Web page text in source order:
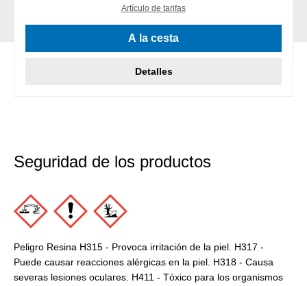
Artículo de tarifas
A la cesta
Detalles
Seguridad de los productos
Peligro Resina H315 - Provoca irritación de la piel. H317 -
Puede causar reacciones alérgicas en la piel. H318 - Causa
severas lesiones oculares. H411 - Tóxico para los organismos